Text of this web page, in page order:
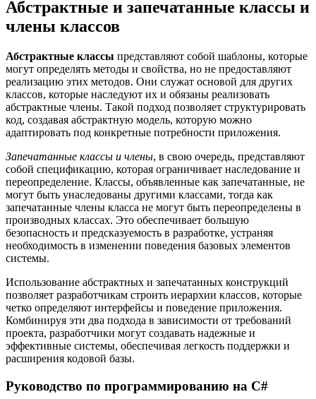
Абстрактные и запечатанные классы и
члены классов
Абстрактные классы представляют собой шаблоны, которые
могут определять методы и свойства, но не предоставляют
реализацию этих методов. Они служат основой для других
классов, которые наследуют их и обязаны реализовать
абстрактные члены. Такой подход позволяет структурировать
код, создавая абстрактную модель, которую можно
адаптировать под конкретные потребности приложения.
Запечатанные классы и члены, в свою очередь, представляют
собой спецификацию, которая ограничивает наследование и
переопределение. Классы, объявленные как запечатанные, не
могут быть унаследованы другими классами, тогда как
запечатанные члены класса не могут быть переопределены в
производных классах. Это обеспечивает большую
безопасность и предсказуемость в разработке, устраняя
необходимость в изменении поведения базовых элементов
системы.
Использование абстрактных и запечатанных конструкций
позволяет разработчикам строить иерархии классов, которые
четко определяют интерфейсы и поведение приложения.
Комбинируя эти два подхода в зависимости от требований
проекта, разработчики могут создавать надежные и
эффективные системы, обеспечивая легкость поддержки и
расширения кодовой базы.
Руководство по программированию на C#